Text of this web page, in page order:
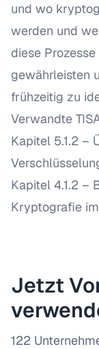
und wo
werden und
diese
gewährleisten
frühzeitig zu
Verwandte
Kapitel 5.1.2 –
Kapitel 4.1.2 –
Kryptografie
Jetzt
122